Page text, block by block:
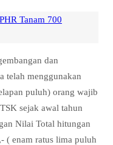
Tanam 700
dan
telah menggunakan
puluh) orang wajib
sejak awal tahun
Nilai Total hitungan
( enam ratus lima puluh